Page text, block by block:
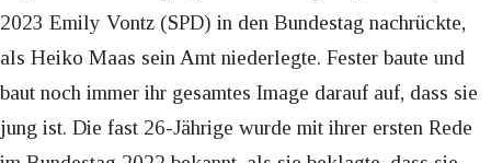
2023 Emily Vontz (SPD) in den Bundestag nachrückte,
als Heiko Maas sein Amt niederlegte. Fester baute und
baut noch immer ihr gesamtes Image darauf auf, dass sie
jung ist. Die fast 26-Jährige wurde mit ihrer ersten Rede